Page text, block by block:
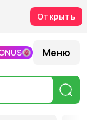
Открыть
Меню